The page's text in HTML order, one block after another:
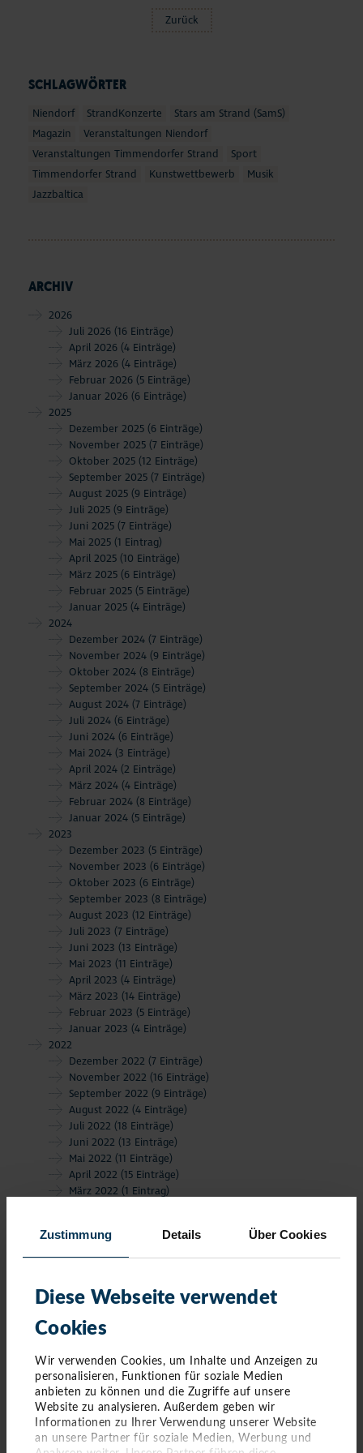
Zustimmung Details Über Cookies
Diese Webseite verwendet
Cookies
Wir verwenden Cookies, um Inhalte und Anzeigen zu
personalisieren, Funktionen für soziale Medien
anbieten zu können und die Zugriffe auf unsere
Website zu analysieren. Außerdem geben wir
Informationen zu Ihrer Verwendung unserer Website
an unsere Partner für soziale Medien, Werbung und
SCHLAGWÖRTER
Niendorf StrandKonzerte
Stars am Strand (SamS)
Magazin
Veranstaltungen Niendorf
Veranstaltungen Timmendorfer Strand
Sport
Timmendorfer Strand
Kunstwettbewerb
Musik
Jazzbaltica
ARCHIV
2026
Juli 2026 (16 Einträge)
April 2026 (4 Einträge)
März 2026 (4 Einträge)
Februar 2026 (5 Einträge)
Januar 2026 (6 Einträge)
2025
Dezember 2025 (6 Einträge)
November 2025 (7 Einträge)
Oktober 2025 (12 Einträge)
September 2025 (7 Einträge)
August 2025 (9 Einträge)
Juli 2025 (9 Einträge)
Juni 2025 (7 Einträge)
Mai 2025 (1 Eintrag)
April 2025 (10 Einträge)
März 2025 (6 Einträge)
Februar 2025 (5 Einträge)
Januar 2025 (4 Einträge)
2024
Dezember 2024 (7 Einträge)
November 2024 (9 Einträge)
Oktober 2024 (8 Einträge)
September 2024 (5 Einträge)
August 2024 (7 Einträge)
Juli 2024 (6 Einträge)
Juni 2024 (6 Einträge)
Mai 2024 (3 Einträge)
April 2024 (2 Einträge)
März 2024 (4 Einträge)
Februar 2024 (8 Einträge)
Januar 2024 (5 Einträge)
2023
Dezember 2023 (5 Einträge)
November 2023 (6 Einträge)
Oktober 2023 (6 Einträge)
September 2023 (8 Einträge)
August 2023 (12 Einträge)
Juli 2023 (7 Einträge)
Juni 2023 (13 Einträge)
Mai 2023 (11 Einträge)
April 2023 (4 Einträge)
März 2023 (14 Einträge)
Februar 2023 (5 Einträge)
Januar 2023 (4 Einträge)
2022
Dezember 2022 (7 Einträge)
November 2022 (16 Einträge)
September 2022 (9 Einträge)
August 2022 (4 Einträge)
Juli 2022 (18 Einträge)
Juni 2022 (13 Einträge)
Mai 2022 (11 Einträge)
April 2022 (15 Einträge)
März 2022 (1 Eintrag)
2021
Dezember 2021(4 Einträge)
Oktober 2021
(2 Einträge)
September 2021(7 Einträge)
August 2021
Juli 2021
Juni 2021
(2 Einträge)
Mai 2021
(3 Einträge)
März 2021
(5 Einträge)
Februar 2021(1 Eintrag)
2020
Dezember 2020 (1 Eintrag)
Oktober 2020(7 Einträge)
Zurück